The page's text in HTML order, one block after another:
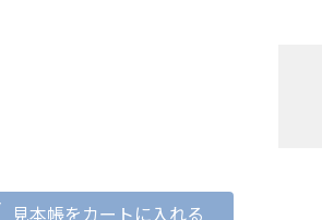
見本帳をカートに入れる